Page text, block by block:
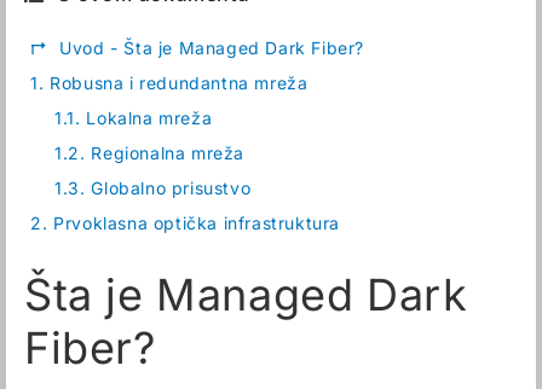
↱
Uvod - Šta je Managed Dark Fiber?
1. Robusna i redundantna mreža
1.1. Lokalna mreža
1.2. Regionalna mreža
1.3. Globalno prisustvo
2. Prvoklasna optička infrastruktura
Šta je Managed Dark
Fiber?